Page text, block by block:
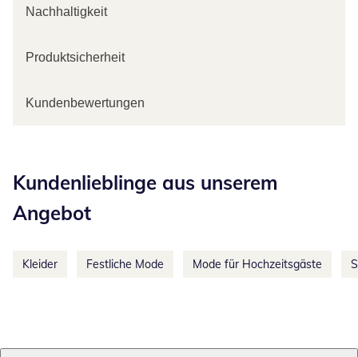
Nachhaltigkeit
Produktsicherheit
Kundenbewertungen
Kundenlieblinge aus unserem
Angebot
Kleider Festliche Mode Mode für Hochzeitsgäste